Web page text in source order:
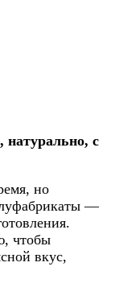
с
но
—
чтобы
вкус,